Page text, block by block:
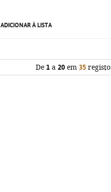
ADICIONAR À LISTA
De 1a 20em 35